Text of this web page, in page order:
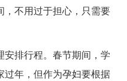
，不用过于担心，只需要
排行程。春节期间，学
过年，但作为孕妇要根据